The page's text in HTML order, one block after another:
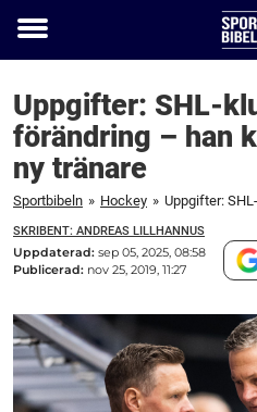
Toggle
Uppgifter: SHL-
förändring – han
ny tränare
Sportbibeln » Hockey »
SKRIBENT: ANDREAS LILLHANNUS
Uppdaterad: sep 05, 2025, 08:58
Publicerad: nov 25, 2019, 11:27